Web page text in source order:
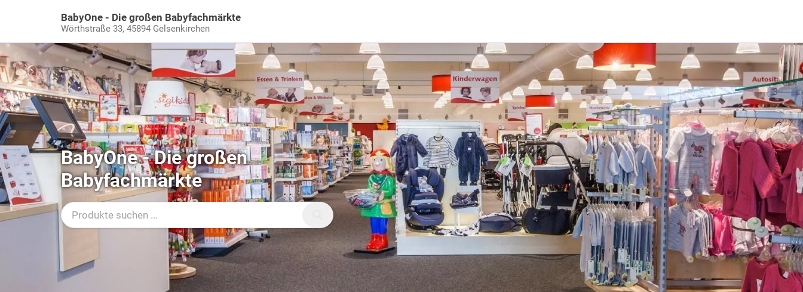
BabyOne - Die großen Babyfachmärkte
Wörthstraße 33, 45894 Gelsenkirchen
Zu den Kategorien springen
Zu den Produkten springen
BabyOne - Die großen
Babyfachmärkte